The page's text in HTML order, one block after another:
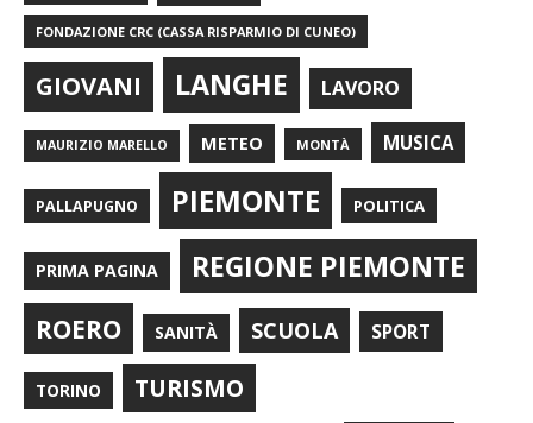
FONDAZIONE CRC (CASSA RISPARMIO DI CUNEO)
GIOVANI LANGHE LAVORO
MAURIZIO MARELLO METEO MONTÀ MUSICA
PALLAPUGNO PIEMONTE POLITICA
PRIMA PAGINA REGIONE PIEMONTE
ROERO SANITÀ SCUOLA SPORT
TORINO TURISMO